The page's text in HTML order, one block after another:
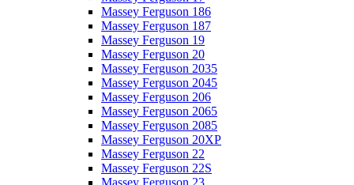
Massey Ferguson 186
Massey Ferguson 187
Massey Ferguson 19
Massey Ferguson 20
Massey Ferguson 2035
Massey Ferguson 2045
Massey Ferguson 206
Massey Ferguson 2065
Massey Ferguson 2085
Massey Ferguson 20XP
Massey Ferguson 22
Massey Ferguson 22S
Massey Ferguson 23